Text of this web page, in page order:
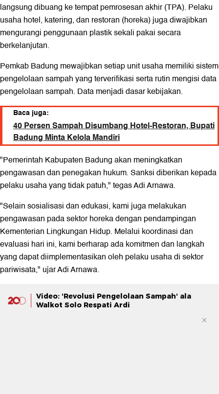
langsung dibuang ke tempat pemrosesan akhir (TPA). Pelaku
usaha hotel, katering, dan restoran (horeka) juga diwajibkan
mengurangi penggunaan plastik sekali pakai secara
berkelanjutan.
Pemkab Badung mewajibkan setiap unit usaha memiliki sistem
pengelolaan sampah yang terverifikasi serta rutin mengisi data
pengelolaan sampah. Data menjadi dasar kebijakan.
Baca juga:
40 Persen Sampah Disumbang Hotel-Restoran, Bupati
Badung Minta Kelola Mandiri
"Pemerintah Kabupaten Badung akan meningkatkan
pengawasan dan penegakan hukum. Sanksi diberikan kepada
pelaku usaha yang tidak patuh," tegas Adi Arnawa.
"Selain sosialisasi dan edukasi, kami juga melakukan
pengawasan pada sektor horeka dengan pendampingan
Kementerian Lingkungan Hidup. Melalui koordinasi dan
evaluasi hari ini, kami berharap ada komitmen dan langkah
yang dapat diimplementasikan oleh pelaku usaha di sektor
pariwisata," ujar Adi Arnawa.
Video: 'Revolusi Pengelolaan Sampah' ala
Walkot Solo Respati Ardi